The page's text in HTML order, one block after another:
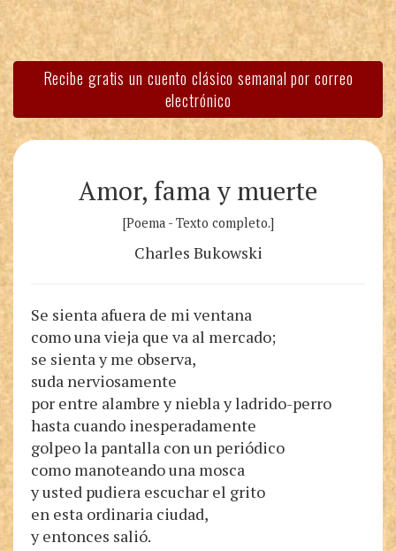
Recibe gratis un cuento clásico semanal por correo
electrónico
Amor, fama y muerte
[Poema - Texto completo.]
Charles Bukowski
Se sienta afuera de mi ventana
como una vieja que va al mercado;
se sienta y me observa,
suda nerviosamente
por entre alambre y niebla y ladrido-perro
hasta cuando inesperadamente
golpeo la pantalla con un periódico
como manoteando una mosca
y usted pudiera escuchar el grito
en esta ordinaria ciudad,
y entonces salió.